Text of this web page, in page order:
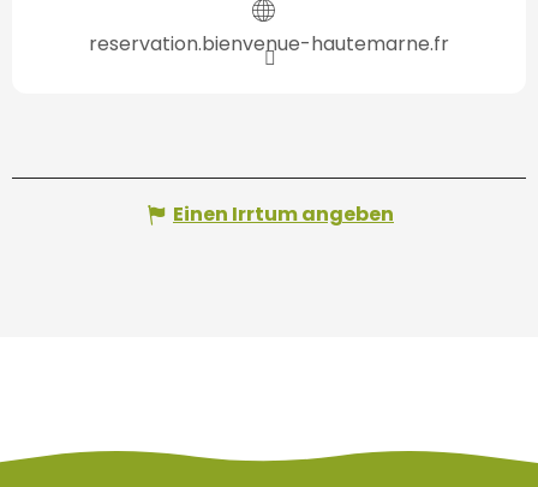
reservation.bienvenue-hautemarne.fr
Einen Irrtum angeben